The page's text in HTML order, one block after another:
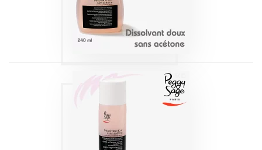
Produits
DISSOLVANT
ACETONE 115ML
PEGGY SAGE